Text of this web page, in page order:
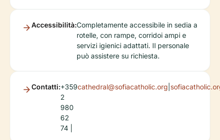
Accessibilità:Completamente accessibile in sedia a
rotelle, con rampe, corridoi ampi e
servizi igienici adattati. Il personale
può assistere su richiesta.
Contatti:+359
2
980
62
74 |
cathedral@sofiacatholic.org